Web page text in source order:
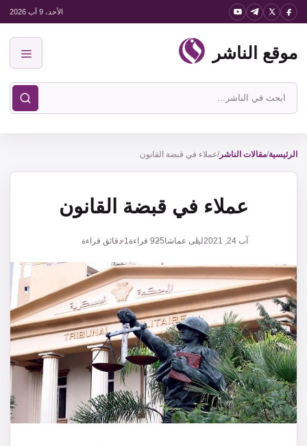
انتقل
المحتوى
الأحد، 9 آب 2026
موقع الناشر
ابحث
في
الناشر
الرئيسية/مقالات الناشر/عملاء في قبضة القانون
عملاء في قبضة القانون
آب 24, 2021 ليلى عماشا925 قراءة1 دقائق قراءة